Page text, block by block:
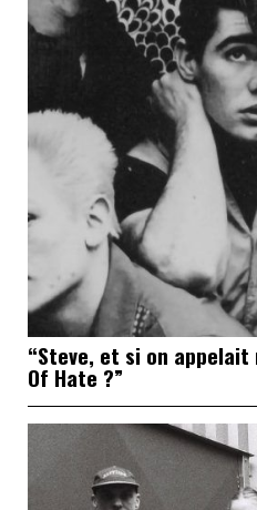
“Steve, et si on
Of Hate ?”